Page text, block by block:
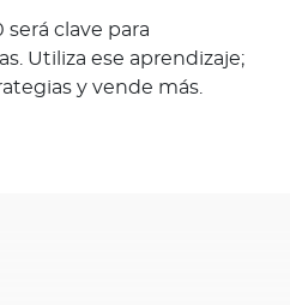
clave para
Utiliza ese aprendizaje;
y vende más.